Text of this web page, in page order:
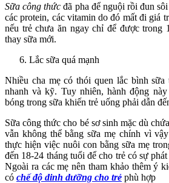
Sữa công thức đã pha để nguội rồi đun
các protein, các vitamin do đó mất đi giá
nếu trẻ chưa ăn ngay chỉ để được trong
thay sữa mới.
Lắc sữa quá mạnh
Nhiều cha mẹ có thói quen lắc bình sữa
nhanh và kỹ. Tuy nhiên, hành động
bóng trong sữa khiến trẻ uống phải dẫn
Sữa công thức cho bé sơ sinh mặc dù
vẫn không thể bằng sữa mẹ chính vì
thực hiện việc nuôi con bằng sữa mẹ
đến 18-24 tháng tuổi để cho trẻ có sự
Ngoài ra các mẹ nên tham khảo thêm ý
có chế độ dinh dưỡng cho trẻ phù hợp